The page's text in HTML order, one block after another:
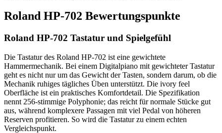
Roland HP-702 Bewertungspunkte
Roland HP-702 Tastatur und Spielgefühl
Die Tastatur des Roland HP-702 ist eine gewichtete
Hammermechanik. Bei einem Digitalpiano mit gewichteter Tastatur
geht es nicht nur um das Gewicht der Tasten, sondern darum, ob die
Mechanik ruhiges tägliches Üben unterstützt. Die ivory feel
Oberfläche ist ein praktisches Komfortdetail. Die Spezifikation
nennt 256-stimmige Polyphonie; das reicht für normale Stücke gut
aus, während komplexere Passagen mit viel Pedal von höheren
Reserven profitieren. So wird die Tastatur zu einem echten
Vergleichspunkt.